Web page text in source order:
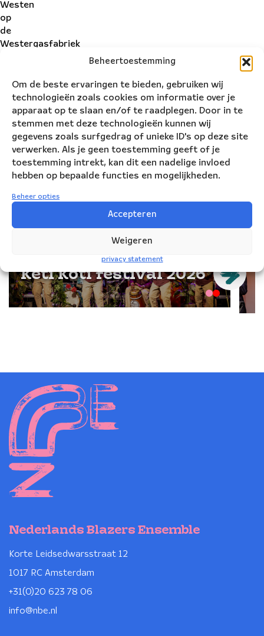
Beheertoestemming
Om de beste ervaringen te bieden, gebruiken wij
technologieën zoals cookies om informatie over je
apparaat op te slaan en/of te raadplegen. Door in te
stemmen met deze technologieën kunnen wij
gegevens zoals surfgedrag of unieke ID's op deze site
verwerken. Als je geen toestemming geeft of je
toestemming intrekt, kan dit een nadelige invloed
hebben op bepaalde functies en mogelijkheden.
Beheer opties
Accepteren
Weigeren
privacy statement
Westen
op
de
Westergasfabriek
Speeldata
maandag 5mei 2014 16:00
Amsterdam
2026
Keti Koti festival 2026
Nederlands Blazers Ensemble
Korte Leidsedwarsstraat 12
1017 RC Amsterdam
+31(0)20 623 78 06
info@nbe.nl